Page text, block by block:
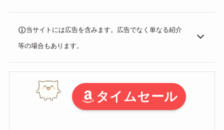
当サイトには広告を含みます。広告でなく単なる紹介
等の場合もあります。
タイムセール